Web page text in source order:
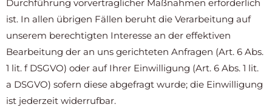
Durchführung vorvertraglicher Maßnahmen erforderlich
ist. In allen übrigen Fällen beruht die Verarbeitung auf
unserem berechtigten Interesse an der effektiven
Bearbeitung der an uns gerichteten Anfragen (Art. 6 Abs.
1 lit. f DSGVO) oder auf Ihrer Einwilligung (Art. 6 Abs. 1 lit.
a DSGVO) sofern diese abgefragt wurde; die Einwilligung
ist jederzeit widerrufbar.